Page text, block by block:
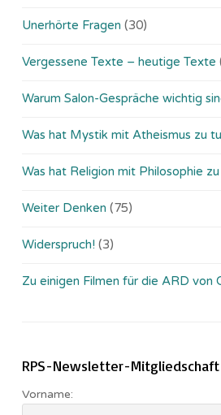
Unerhörte Fragen (30)
Vergessene Texte – heutige Texte
Warum Salon-Gespräche wichtig
Was hat Mystik mit Atheismus zu
Was hat Religion mit Philosophie
Weiter Denken (75)
Widerspruch! (3)
Zu einigen Filmen für die ARD von
RPS-Newsletter-Mitgliedschaft
Vorname: